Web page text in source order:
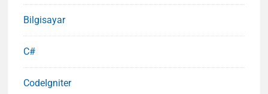
Bilgisayar
C#
CodeIgniter